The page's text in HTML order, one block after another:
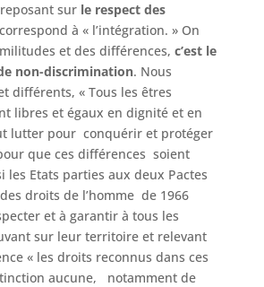
sur le respect des
à « l’intégration. » On
et des différences, c’est le
non-discrimination. Nous
différents, « Tous les êtres
libres et égaux en dignité et en
lutter pour conquérir et protéger
que ces différences soient
les Etats parties aux deux Pactes
droits de l’homme de 1966
et à garantir à tous les
sur leur territoire et relevant
« les droits reconnus dans ces
aucune, notamment de